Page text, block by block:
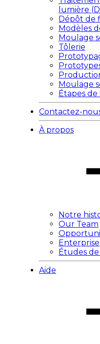
lumière
Dépôt de
Modèles
Moulage
Tôlerie
Moulage
Étapes
Contactez-
À propos
Notre
Our Team
Enterprise
Études de
Aide